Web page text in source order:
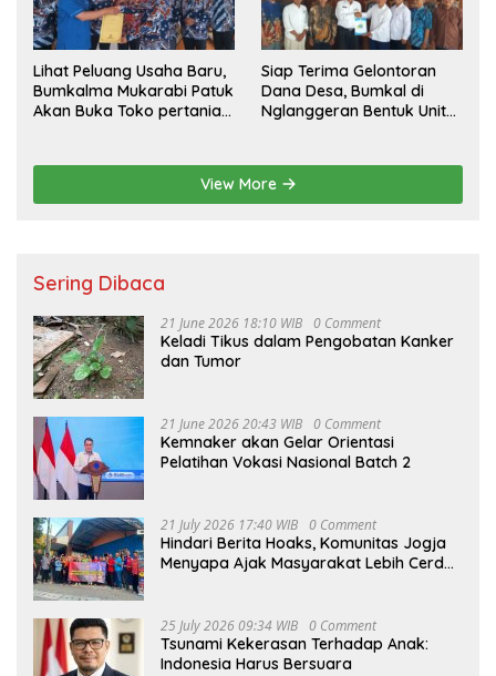
Lihat Peluang Usaha Baru,
Bumkalma Mukarabi Patuk
Akan Buka Toko pertanian
Siap Terima Gelontoran
Dana Desa, Bumkal di
Nglanggeran Bentuk Unit
View More
Sering Dibaca
21 June 2026 18:10 WIB 0 Comment
Keladi Tikus dalam Pengobatan Kanker
dan Tumor
21 June 2026 20:43 WIB 0 Comment
Kemnaker akan Gelar Orientasi
Pelatihan Vokasi Nasional Batch 2
21 July 2026 17:40 WIB 0 Comment
Hindari Berita Hoaks, Komunitas Jogja
Menyapa Ajak Masyarakat Lebih Cerdas
25 July 2026 09:34 WIB 0 Comment
Tsunami Kekerasan Terhadap Anak:
Indonesia Harus Bersuara